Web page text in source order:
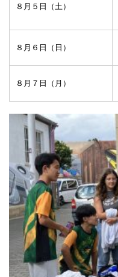
８月５日（土）
８月６日（日）
８月７日（月）